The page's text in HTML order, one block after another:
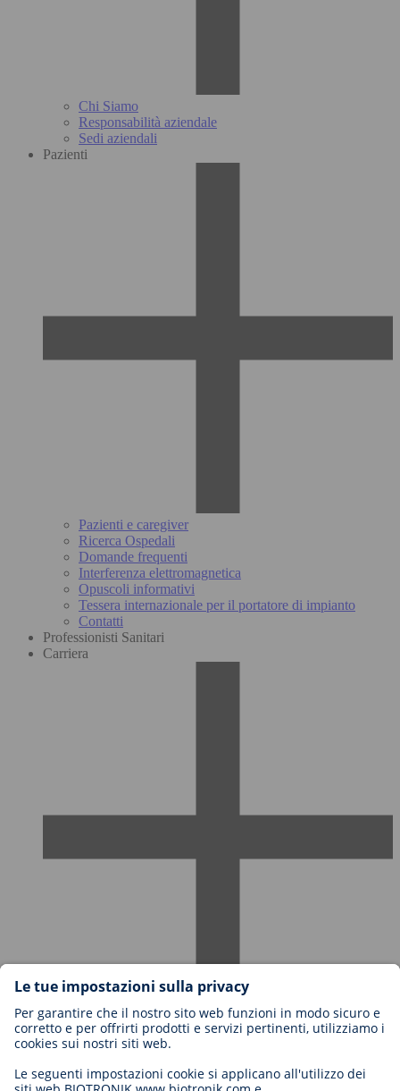
Chi Siamo
Responsabilità aziendale
Sedi aziendali
Pazienti
Pazienti e caregiver
Ricerca Ospedali
Domande frequenti
Interferenza elettromagnetica
Opuscoli informativi
Tessera internazionale per il portatore di impianto
Contatti
Professionisti Sanitari
Carriera
Carriere in BIOTRONIK
Livelli di carriera
Candidatura
Opportunità di carriera